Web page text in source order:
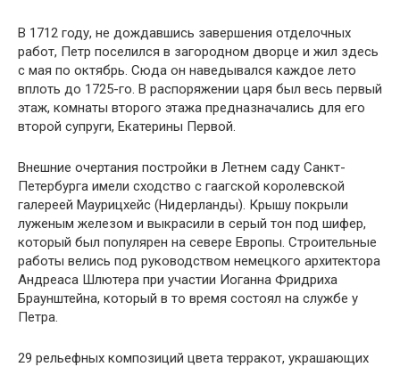
В 1712 году, не дождавшись завершения отделочных
работ, Петр поселился в загородном дворце и жил здесь
с мая по октябрь. Сюда он наведывался каждое лето
вплоть до 1725-го. В распоряжении царя был весь первый
этаж, комнаты второго этажа предназначались для его
второй супруги, Екатерины Первой.
Внешние очертания постройки в Летнем саду Санкт-
Петербурга имели сходство с гаагской королевской
галереей Маурицхейс (Нидерланды). Крышу покрыли
луженым железом и выкрасили в серый тон под шифер,
который был популярен на севере Европы. Строительные
работы велись под руководством немецкого архитектора
Андреаса Шлютера при участии Иоганна Фридриха
Браунштейна, который в то время состоял на службе у
Петра.
29 рельефных композиций цвета терракот, украшающих